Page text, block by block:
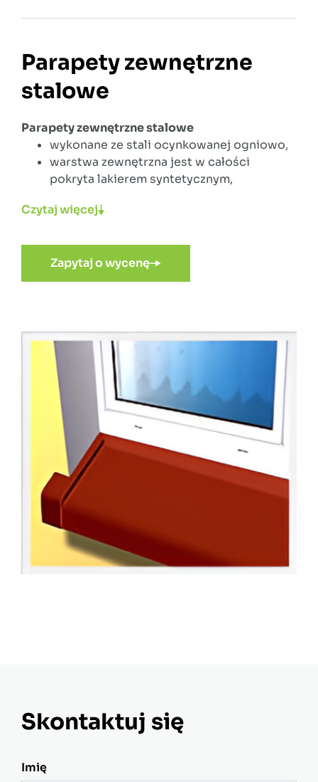
Parapety zewnętrzne
stalowe
Parapety zewnętrzne stalowe
wykonane ze stali ocynkowanej ogniowo,
warstwa zewnętrzna jest w całości
pokryta lakierem syntetycznym,
temperaturę,
czystości,
parapety stalowe są estetyczne i
funkcjonalne,
świetnie komponują się z oknami PCV.
Czytaj więcej
Zapytaj o wycenę
Skontaktuj się
Imię